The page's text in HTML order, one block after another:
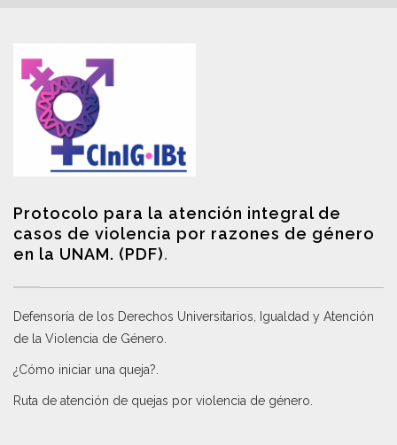
Protocolo para la atención integral de
casos de violencia por razones de género
en la UNAM. (PDF).
Defensoría de los Derechos Universitarios, Igualdad y Atención
de la Violencia de Género
¿Cómo iniciar una queja?
Ruta de atención de quejas por violencia de género